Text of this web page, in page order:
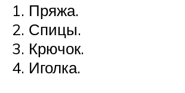
Пряжа.
Спицы.
Крючок.
Иголка.